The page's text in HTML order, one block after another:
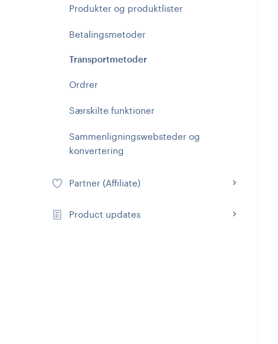
Produkter og produktlister
Betalingsmetoder
Transportmetoder
Ordrer
Særskilte funktioner
Sammenligningswebsteder og
konvertering
Partner (Affiliate)
Product updates